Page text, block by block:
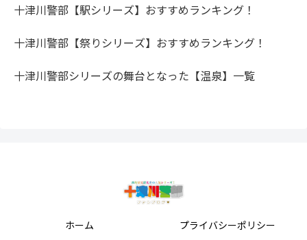
十津川警部【駅シリーズ】おすすめランキング！
十津川警部【祭りシリーズ】おすすめランキング！
十津川警部シリーズの舞台となった【温泉】一覧
ホーム
プライバシーポリシー